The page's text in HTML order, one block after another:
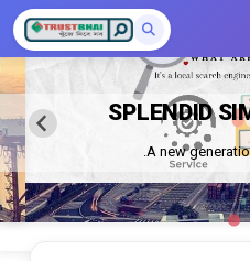
SPLENDID
A new